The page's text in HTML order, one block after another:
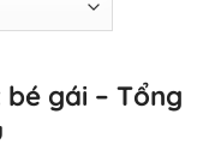
gái – Tổng